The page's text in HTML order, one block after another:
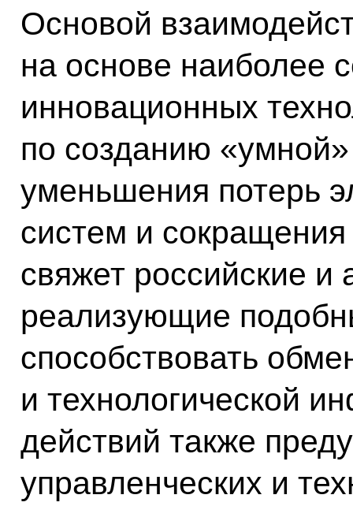
Основой
на основе наиболее
инновационных
по созданию
уменьшения потерь
систем и
свяжет российские и
реализующие
способствовать
и технологической
действий также
управленческих и